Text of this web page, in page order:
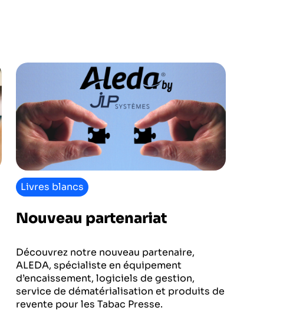
Livres blancs
Nouveau partenariat
Découvrez notre nouveau partenaire,
ALEDA, spécialiste en équipement
d’encaissement, logiciels de gestion,
service de dématérialisation et produits de
revente pour les Tabac Presse.